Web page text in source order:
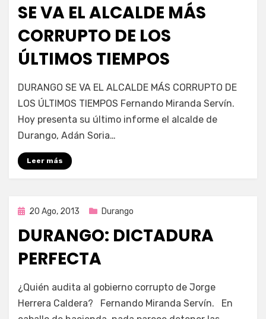
SE VA EL ALCALDE MÁS
CORRUPTO DE LOS
ÚLTIMOS TIEMPOS
por Enrique
DURANGO SE VA EL ALCALDE MÁS CORRUPTO DE
LOS ÚLTIMOS TIEMPOS Fernando Miranda Servín.
Hoy presenta su último informe el alcalde de
Durango, Adán Soria…
Leer más
Publicada
20 Ago, 2013 Durango
DURANGO: DICTADURA
PERFECTA
por Enrique
67 comentarios
Durango:
Dictadura
¿Quién audita al gobierno corrupto de Jorge
Herrera Caldera? Fernando Miranda Servín. En